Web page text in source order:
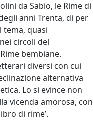
da Sabio, le Rime di
anni Trenta, di per
tema, quasi
circoli del
bembiane.
diversi con cui
alternativa
Lo si evince non
vicenda amorosa, con
di rime’.